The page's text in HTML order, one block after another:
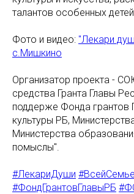
талантов особенных
Фото и видео: "Лекари
с.Мишкино
Организатор проекта -
средства Гранта Главы
поддерже Фонда грантов
культуры РБ,
Министерства
помыслы".
#ЛекариДуши
#ФондГрантовГлавыРБ